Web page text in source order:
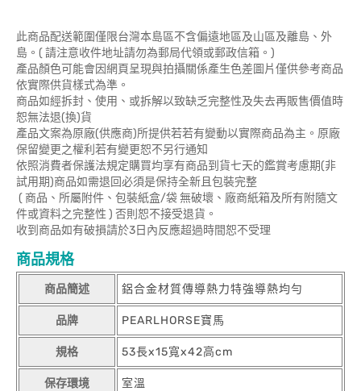
此商品配送範圍僅限台灣本島區不含偏遠地區及山區及離島、外
島。( 請注意收件地址請勿為郵局代領或郵政信箱。)
產品顏色可能會因網頁呈現與拍攝關係產生色差圖片僅供參考商品
依實際供貨樣式為準。
商品如經拆封、使用、或拆解以致缺乏完整性及失去再販售價值時
恕無法退(換)貨
產品文案為原廠(供應商)所提供若若有變動以實際商品為主。原廠
保留變更之權利若有變更恕不另行通知
依照消費者保護法規定購買均享有商品到貨七天的鑑賞考慮期(非
試用期)商品如需退回必須是保持全新且包裝完整
( 商品、所屬附件、包裝紙盒/袋 無破壞、廠商紙箱及所有附隨文
件或資料之完整性 ) 否則恕不接受退貨。
收到商品如有破損請於3日內反應超過時間恕不受理
商品規格
商品簡述 鋁合金材質傳導熱力特強導熱均勻
品牌 PEARLHORSE寶馬
規格 53長x15寬x42高cm
保存環境 室溫